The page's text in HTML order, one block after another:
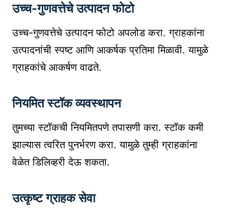
उच्च-गुणवत्तेचे उत्पादन फोटो
उच्च-गुणवत्तेचे उत्पादन फोटो अपलोड करा. ग्राहकांना
उत्पादनांची स्पष्ट आणि आकर्षक प्रतिमा मिळावी. यामुळे
ग्राहकांचे आकर्षण वाढते.
नियमित स्टॉक व्यवस्थापन
तुमच्या स्टॉकची नियमितपणे तपासणी करा. स्टॉक कमी
झाल्यास त्वरित पुनर्भरण करा. यामुळे तुम्ही ग्राहकांना
वेळेत डिलिव्हरी देऊ शकता.
उत्कृष्ट ग्राहक सेवा